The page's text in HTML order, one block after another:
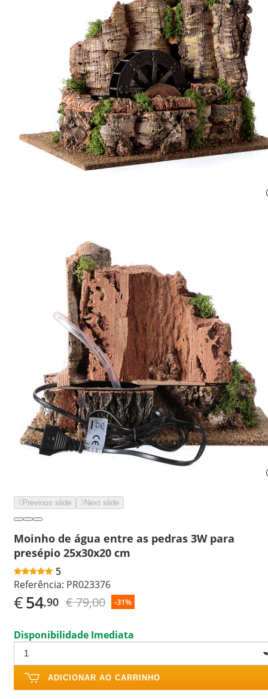
Previous slide Next slide
Moinho de água entre as pedras 3W para
presépio 25x30x20 cm
5
Referência: PR023376
€54,90 € 79,00 -31%
Disponibilidade Imediata
ADICIONAR AO CARRINHO